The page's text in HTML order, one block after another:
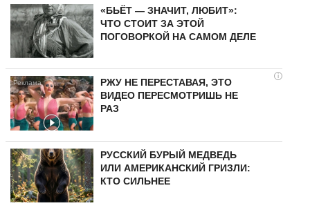
«БЬЁТ — ЗНАЧИТ, ЛЮБИТ»:
ЧТО СТОИТ ЗА ЭТОЙ
ПОГОВОРКОЙ НА САМОМ ДЕЛЕ
i
РЖУ НЕ ПЕРЕСТАВАЯ, ЭТО
ВИДЕО ПЕРЕСМОТРИШЬ НЕ
РАЗ
РУССКИЙ БУРЫЙ МЕДВЕДЬ
ИЛИ АМЕРИКАНСКИЙ ГРИЗЛИ:
КТО СИЛЬНЕЕ